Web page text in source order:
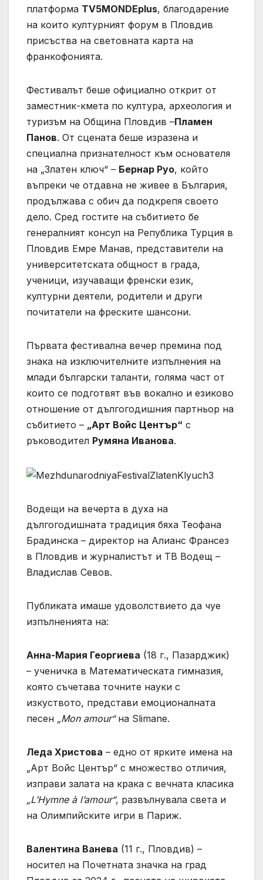
платформа TV5MONDEplus, благодарение
на които културният форум в Пловдив
присъства на световната карта на
франкофонията.
Фестивалът беше официално открит от
заместник-кмета по култура, археология и
туризъм на Община Пловдив –Пламен
Панов. От сцената беше изразена и
специална признателност към основателя
на „Златен ключ“ – Бернар Руо, който
въпреки че отдавна не живее в България,
продължава с обич да подкрепя своето
дело. Сред гостите на събитието бе
генералният консул на Република Турция в
Пловдив Емре Манав, представители на
университетската общност в града,
ученици, изучаващи френски език,
културни деятели, родители и други
почитатели на фреските шансони.
Първата фестивална вечер премина под
знака на изключителните изпълнения на
млади български таланти, голяма част от
които се подготвят във вокално и езиково
отношение от дългогодишния партньор на
събитието – „Арт Войс Център“ с
ръководител Румяна Иванова.
Водещи на вечерта в духа на
дългогодишната традиция бяха Теофана
Брадинска – директор на Алианс Франсез
в Пловдив и журналистът и ТВ Водещ –
Владислав Севов.
Публиката имаше удоволствието да чуе
изпълненията на:
Анна-Мария Георгиева (18 г., Пазарджик)
– ученичка в Математическата гимназия,
която съчетава точните науки с
изкуството, представи емоционалната
песен „Mon amour“на Slimane.
Леда Христова – едно от ярките имена на
„Арт Войс Център“ с множество отличия,
изправи залата на крака с вечната класика
„L’Hymne à l’amour“, развълнувала света и
на Олимпийските игри в Париж.
Валентина Ванева (11 г., Пловдив) –
носител на Почетната значка на град